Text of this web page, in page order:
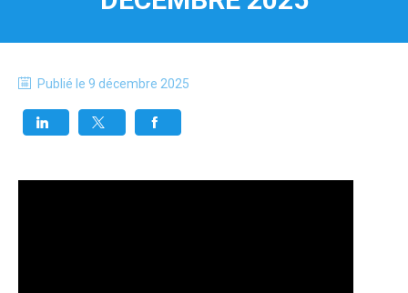
Publié le 9 décembre 2025